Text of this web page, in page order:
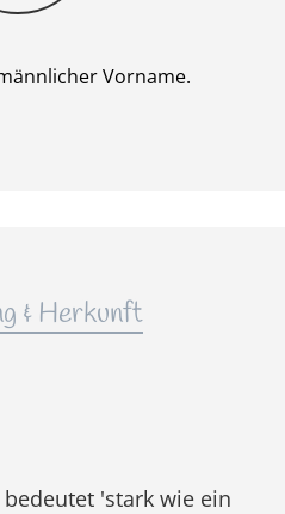
Vorname.
& Herkunft
'stark wie ein